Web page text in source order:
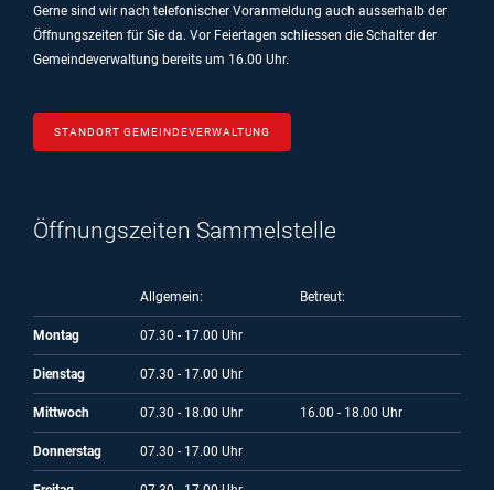
Gerne sind wir nach telefonischer Voranmeldung auch ausserhalb der
Öffnungszeiten für Sie da. Vor Feiertagen schliessen die Schalter der
Gemeindeverwaltung bereits um 16.00 Uhr.
STANDORT GEMEINDEVERWALTUNG
Öffnungszeiten Sammelstelle
Allgemein: Betreut:
Montag 07.30 - 17.00 Uhr
Dienstag 07.30 - 17.00 Uhr
Mittwoch 07.30 - 18.00 Uhr 16.00 - 18.00 Uhr
Donnerstag 07.30 - 17.00 Uhr